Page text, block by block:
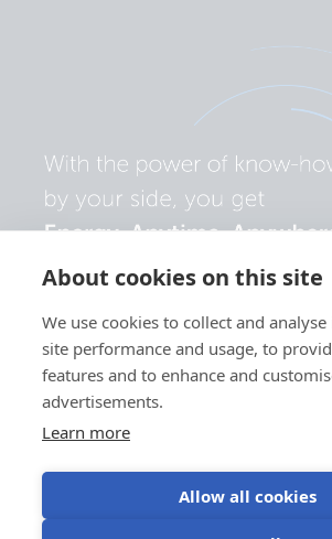
About cookies on this site
We use cookies to collect and
site performance and usage, to
features and to enhance and
advertisements.
Learn more
Allow all cookies
Politica de